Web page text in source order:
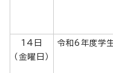
14日
（金曜日）
令和6年度学